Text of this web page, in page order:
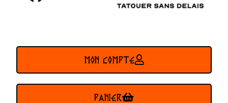
MON COMPTE
PANIER